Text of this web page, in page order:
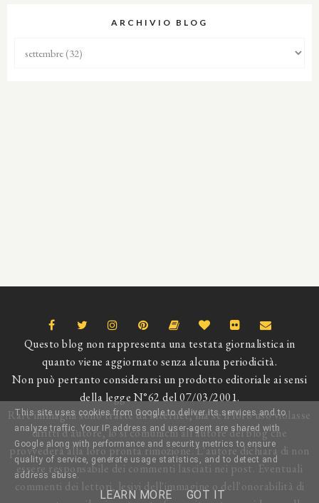
ARCHIVIO BLOG
Questo blog non rappresenta una testata giornalistica in
quanto viene aggiornato senza alcuna periodicità.
Non può pertanto considerarsi un prodotto editoriale ai sensi
della legge N°62 del 07/03/2001.
Rare immagini sono tratte da internet, ma se il loro uso violasse
diritti d'autore, lo si comunichi all'autore del blog che
provvederà alla loro pronta rimozione. L'autore dichiara di non
essere responsabile dei commenti lasciati nei post. Eventuali
commenti dei lettori, lesivi dell'immagine o dell'onorabilità di
This site uses cookies from Google to deliver its services and to
analyze traffic. Your IP address and user-agent are shared with
Google along with performance and security metrics to ensure
quality of service, generate usage statistics, and to detect and
address abuse.
LEARN MORE GOT IT